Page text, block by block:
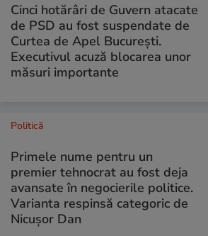
Cinci hotărâri de Guvern atacate
de PSD au fost suspendate de
Curtea de Apel București.
Executivul acuză blocarea unor
măsuri importante
Politică
Primele nume pentru un
premier tehnocrat au fost deja
avansate în negocierile politice.
Varianta respinsă categoric de
Nicușor Dan